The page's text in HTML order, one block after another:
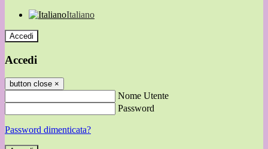
Italiano
Accedi
Accedi
button close ×
Nome Utente
Password
Password dimenticata?